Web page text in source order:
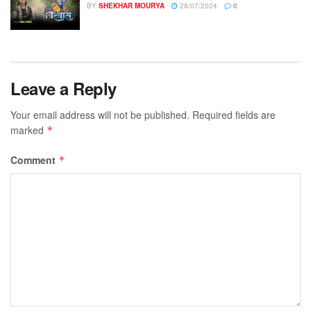
BY SHEKHAR MOURYA 28/07/2024 0
Leave a Reply
Your email address will not be published. Required fields are
marked *
Comment *